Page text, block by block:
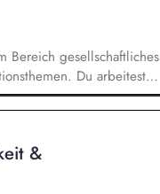
Bereich gesellschaftliches
Du arbeitest
mit. Du erstellst
deine Ideen in die
sowie alltägliche
&